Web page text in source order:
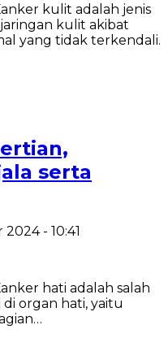
kulit adalah jenis
kulit akibat
yang tidak terkendali.
serta
- 10:41
hati adalah salah
organ hati, yaitu